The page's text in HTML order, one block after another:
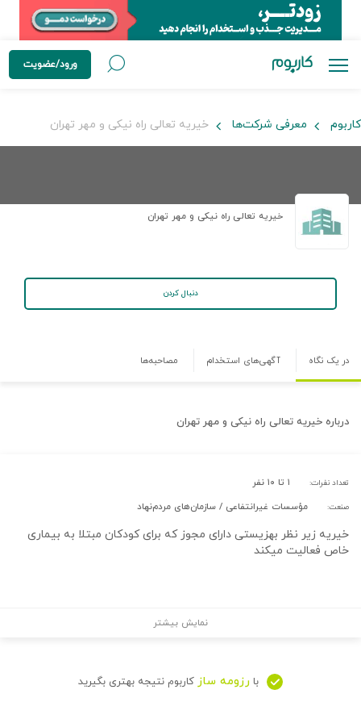
ورود/عضویت
کاربوم معرفی شرکت‌ها خیریه تعالی راه نیکی و مهر تهران
خیریه تعالی راه نیکی و مهر تهران
دنبال کردن
در یک نگاه آگهی‌های استخدام مصاحبه‌ها
درباره خیریه تعالی راه نیکی و مهر تهران
تعداد نفرات: ۱ تا ۱۰ نفر
صنعت: مؤسسات غیرانتفاعی / سازمان‌های مردم‌نهاد
خیریه زیر نظر بهزیستی دارای مجوز که برای کودکان مبتلا به بیماری
خاص فعالیت میکند
نمایش بیشتر
با رزومه ساز کاربوم نتیجه بهتری بگیرید